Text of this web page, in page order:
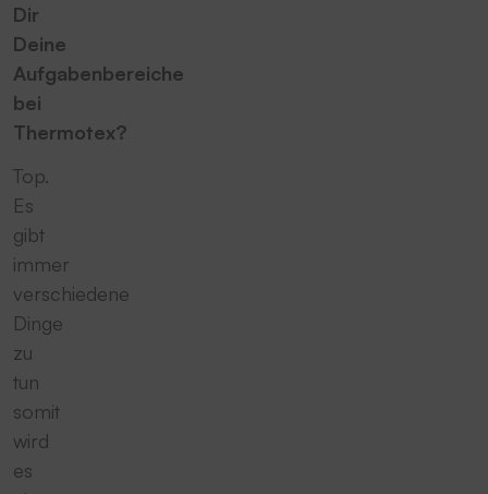
Dir
Deine
Aufgabenbereiche
bei
Thermotex?
Top.
Es
gibt
immer
verschiedene
Dinge
zu
tun
somit
wird
es